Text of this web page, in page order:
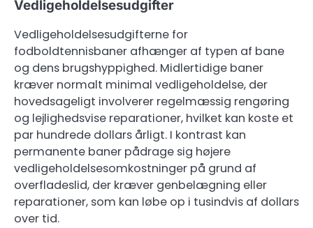
Vedligeholdelsesudgifter
Vedligeholdelsesudgifterne for
fodboldtennisbaner afhænger af typen af bane
og dens brugshyppighed. Midlertidige baner
kræver normalt minimal vedligeholdelse, der
hovedsageligt involverer regelmæssig rengøring
og lejlighedsvise reparationer, hvilket kan koste et
par hundrede dollars årligt. I kontrast kan
permanente baner pådrage sig højere
vedligeholdelsesomkostninger på grund af
overfladeslid, der kræver genbelægning eller
reparationer, som kan løbe op i tusindvis af dollars
over tid.